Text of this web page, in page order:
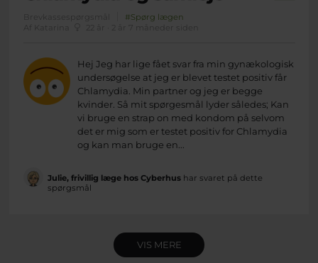
Brevkassespørgsmål
#Spørg lægen
Af Katarina
22 år · 2 år 7 måneder siden
Hej Jeg har lige fået svar fra min gynækologisk
undersøgelse at jeg er blevet testet positiv får
Chlamydia. Min partner og jeg er begge
kvinder. Så mit spørgesmål lyder således; Kan
vi bruge en strap on med kondom på selvom
det er mig som er testet positiv for Chlamydia
og kan man bruge en...
Julie, frivillig læge hos Cyberhushar svaret på dette
spørgsmål
VIS MERE